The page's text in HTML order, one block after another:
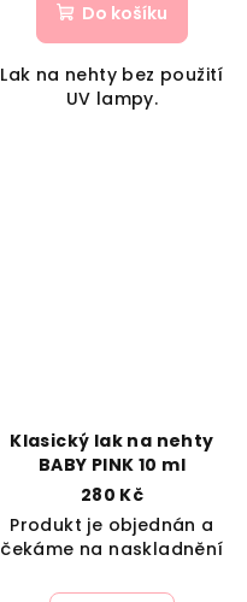
Do košíku
Lak na nehty bez použití
UV lampy.
Klasický lak na nehty
BABY PINK 10 ml
280 Kč
Produkt je objednán a
čekáme na naskladnění